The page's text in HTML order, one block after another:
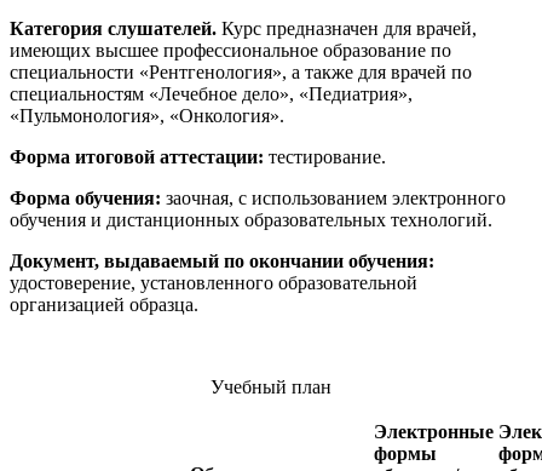
Категория слушателей. Курс предназначен для врачей,
имеющих высшее профессиональное образование по
специальности «Рентгенология», а также для врачей по
специальностям «Лечебное дело», «Педиатрия»,
«Пульмонология», «Онкология».
Форма итоговой аттестации: тестирование.
Форма обучения: заочная, с использованием электронного
обучения и дистанционных образовательных технологий.
Документ, выдаваемый по окончании обучения:
удостоверение, установленного образовательной
организацией образца.
Учебный план
Электронные
формы